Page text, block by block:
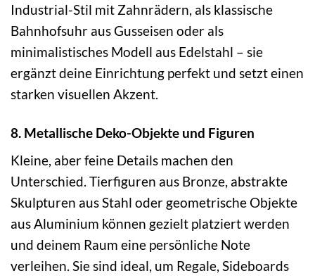
Industrial-Stil mit Zahnrädern, als klassische
Bahnhofsuhr aus Gusseisen oder als
minimalistisches Modell aus Edelstahl – sie
ergänzt deine Einrichtung perfekt und setzt einen
starken visuellen Akzent.
8. Metallische Deko-Objekte und Figuren
Kleine, aber feine Details machen den
Unterschied. Tierfiguren aus Bronze, abstrakte
Skulpturen aus Stahl oder geometrische Objekte
aus Aluminium können gezielt platziert werden
und deinem Raum eine persönliche Note
verleihen. Sie sind ideal, um Regale, Sideboards